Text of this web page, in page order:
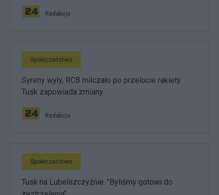
Redakcja
Społeczeństwo
Syreny wyły, RCB milczało po przelocie rakiety.
Tusk zapowiada zmiany
Redakcja
Społeczeństwo
Tusk na Lubelszczyźnie. "Byliśmy gotowi do